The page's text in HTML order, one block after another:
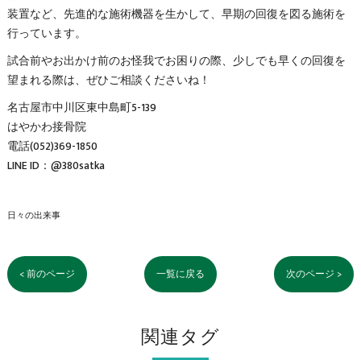
装置など、先進的な施術機器を生かして、早期の回復を図る施術を
行っています。
試合前やお出かけ前のお怪我でお困りの際、少しでも早くの回復を
望まれる際は、ぜひご相談くださいね！
名古屋市中川区東中島町5-139
はやかわ接骨院
電話(052)369-1850
LINE ID：@380satka
日々の出来事
< 前のページ 一覧に戻る 次のページ >
関連タグ